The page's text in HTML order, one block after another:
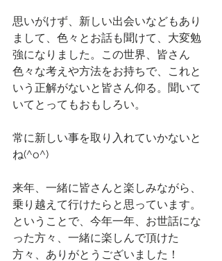
思いがけず、新しい出会いなどもあり
まして、色々とお話も聞けて、大変勉
強になりました。この世界、皆さん
色々な考えや方法をお持ちで、これと
いう正解がないと皆さん仰る。聞いて
いてとってもおもしろい。
常に新しい事を取り入れていかないと
ね(^o^)
来年、一緒に皆さんと楽しみながら、
乗り越えて行けたらと思っています。
ということで、今年一年、お世話にな
った方々、一緒に楽しんで頂けた
方々、ありがとうございました！